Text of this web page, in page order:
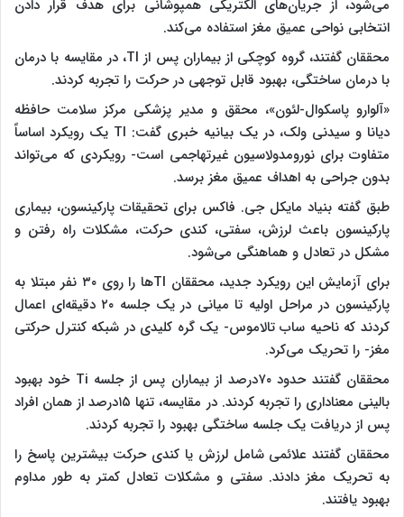
می‌شود، از جریان‌های الکتریکی همپوشانی برای هدف قرار دادن
انتخابی نواحی عمیق مغز استفاده می‌کند.
محققان گفتند، گروه کوچکی از بیماران پس از TI، در مقایسه با درمان
با درمان ساختگی، بهبود قابل توجهی در حرکت را تجربه کردند.
«آلوارو پاسکوال-لئون»، محقق و مدیر پزشکی مرکز سلامت حافظه
دیانا و سیدنی ولک، در یک بیانیه خبری گفت: TI یک رویکرد اساساً
متفاوت برای نورومدولاسیون غیرتهاجمی است- رویکردی که می‌تواند
بدون جراحی به اهداف عمیق مغز برسد.
طبق گفته بنیاد مایکل جی. فاکس برای تحقیقات پارکینسون، بیماری
پارکینسون باعث لرزش، سفتی، کندی حرکت، مشکلات راه رفتن و
مشکل در تعادل و هماهنگی می‌شود.
برای آزمایش این رویکرد جدید، محققان TIها را روی ۳۰ نفر مبتلا به
پارکینسون در مراحل اولیه تا میانی در یک جلسه ۲۰ دقیقه‌ای اعمال
کردند که ناحیه ساب تالاموس- یک گره کلیدی در شبکه کنترل حرکتی
مغز- را تحریک می‌کرد.
محققان گفتند حدود ۷۰درصد از بیماران پس از جلسه Ti خود بهبود
بالینی معناداری را تجربه کردند. در مقایسه، تنها ۱۵درصد از همان افراد
پس از دریافت یک جلسه ساختگی بهبود را تجربه کردند.
محققان گفتند علائمی شامل لرزش یا کندی حرکت بیشترین پاسخ را
به تحریک مغز دادند. سفتی و مشکلات تعادل کمتر به طور مداوم
بهبود یافتند.